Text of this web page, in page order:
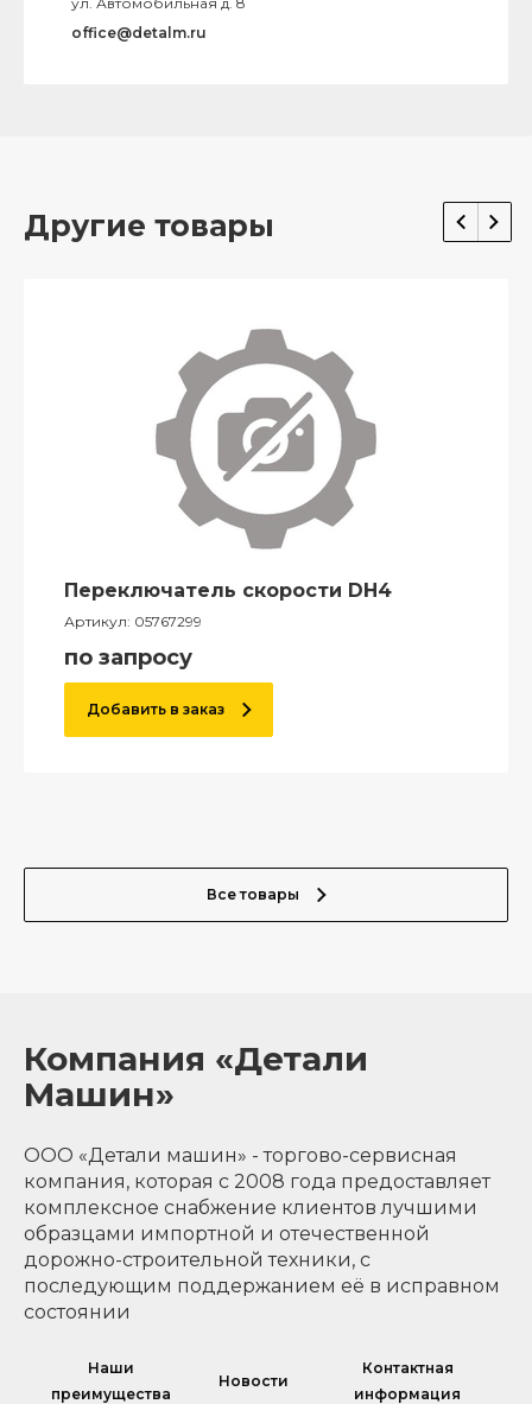
office@detalm.ru
Другие товары
Переключатель скорости DH4
Артикул: 05767299
по запросу
Добавить в заказ
Все товары
Компания «Детали
Машин»
ООО «Детали машин» - торгово-сервисная
компания, которая с 2008 года предоставляет
комплексное снабжение клиентов лучшими
образцами импортной и отечественной
дорожно-строительной техники, с
последующим поддержанием её в исправном
состоянии
Наши
преимущества
Новости
Контактная
информация